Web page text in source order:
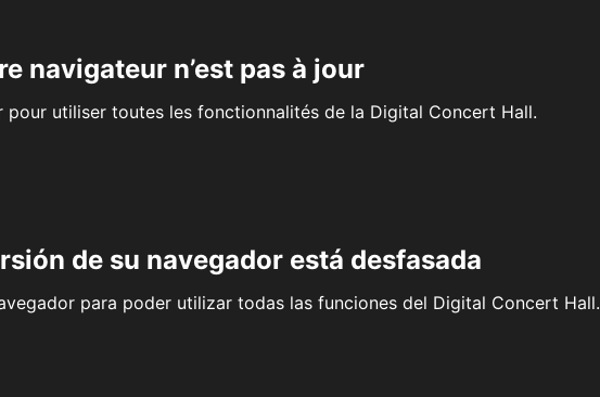
navigateur n’est pas à jour
utiliser toutes les fonctionnalités de la Digital Concert Hall.
de su navegador está desfasada
para poder utilizar todas las funciones del Digital Concert Hall.